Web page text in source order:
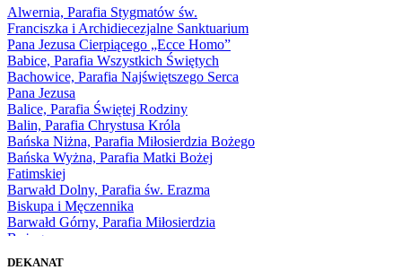
1968
1969
1970
1971
1972
1973
1974
1975
1976
1977
1978
1979
1980
1981
1983
Alwernia, Parafia Stygmatów św.
Franciszka i Archidiecezjalne Sanktuarium
Pana Jezusa Cierpiącego „Ecce Homo”
Babice, Parafia Wszystkich Świętych
Bachowice, Parafia Najświętszego Serca
Pana Jezusa
Balice, Parafia Świętej Rodziny
Balin, Parafia Chrystusa Króla
Bańska Niżna, Parafia Miłosierdzia Bożego
Bańska Wyżna, Parafia Matki Bożej
Fatimskiej
Barwałd Dolny, Parafia św. Erazma
Biskupa i Męczennika
Barwałd Górny, Parafia Miłosierdzia
Bożego
DEKANAT